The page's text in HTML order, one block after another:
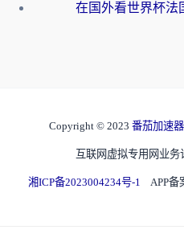
Copyright © 2023 番茄加速器
互联网虚拟专用网业务
湘ICP备2023004234号-1 APP备